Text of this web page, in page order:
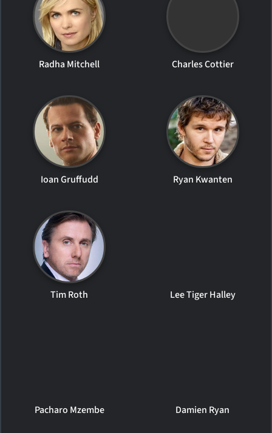
Radha Mitchell Charles Cottier
Ioan Gruffudd Ryan Kwanten
Tim Roth Lee Tiger Halley
Pacharo Mzembe Damien Ryan